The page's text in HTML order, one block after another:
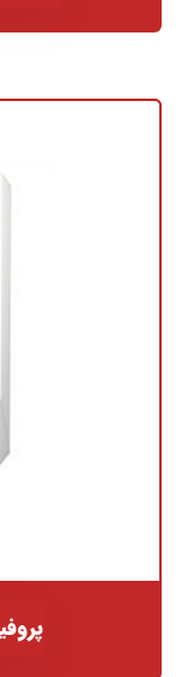
پروفیل